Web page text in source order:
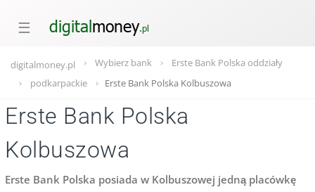
☰
digitalmoney.pl Wybierz bank
Erste Bank Polska oddziały
podkarpackie
Erste Bank Polska Kolbuszowa
Erste Bank Polska
Kolbuszowa
Erste Bank Polska posiada w Kolbuszowej jedną placówkę